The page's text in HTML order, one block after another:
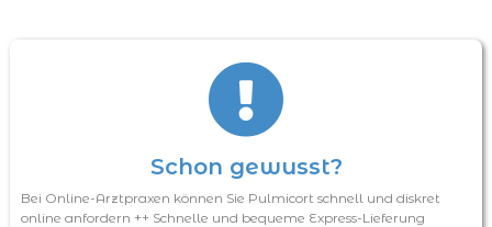
Schon gewusst?
Bei Online-Arztpraxen können Sie Pulmicort schnell und diskret
online anfordern ++ Schnelle und bequeme Express-Lieferung